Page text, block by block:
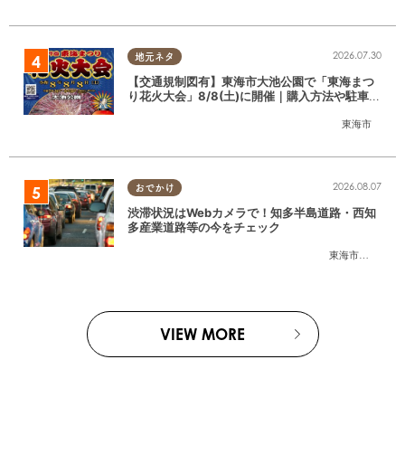
地元ネタ
東海市
2026.07.30
【交通規制図有】東海市大池公園で「東海まつ
り花火大会」8/8(土)に開催｜購入方法や駐車場
おでかけ
東海市大府市
2026.08.07
渋滞状況はWebカメラで！知多半島道路・西知
多産業道路等の今をチェック
VIEW MORE